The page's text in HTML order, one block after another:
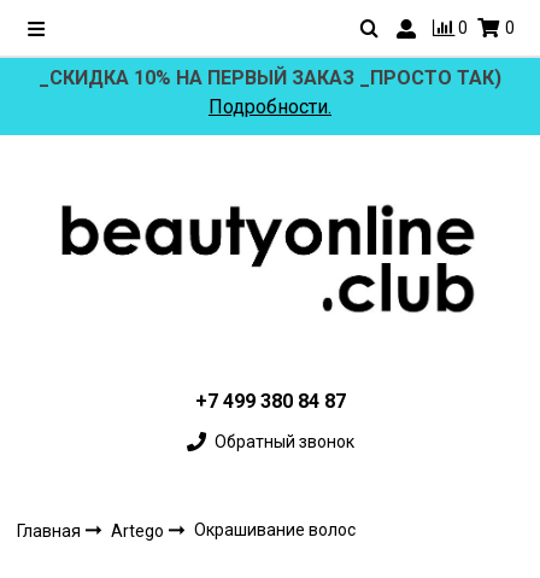
0 0
_СКИДКА 10% НА ПЕРВЫЙ ЗАКАЗ _ПРОСТО ТАК)
Подробности.
+7 499 380 84 87
Обратный звонок
Главная Artego Окрашивание волос